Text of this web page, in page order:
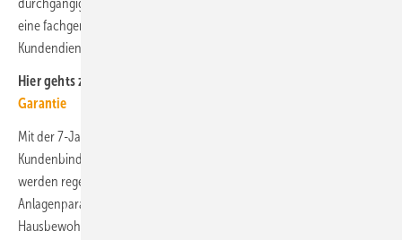
durchgängig online erreichbar sein, außerdem muss alle zwei Jahre
eine fachgerechte Anlagenwartung durch den Fachpartner oder den
Kundendienst erfolgen.
Hier gehts zu weiteren
Garantie
Mit der 7-Jahres-Garantie werden auch die Fachpartner bei der
Kundenbindung unterstützt: Durch die vorgeschriebene Wartung
werden regelmäßig alle Bauteile auf ihre Funktionalität geprüft sowie
Anlagenparameter kontrolliert und mit den Komfortansprüchen der
Hausbewohner abgeglichen. Das erhöht nicht nur die Lebensdauer